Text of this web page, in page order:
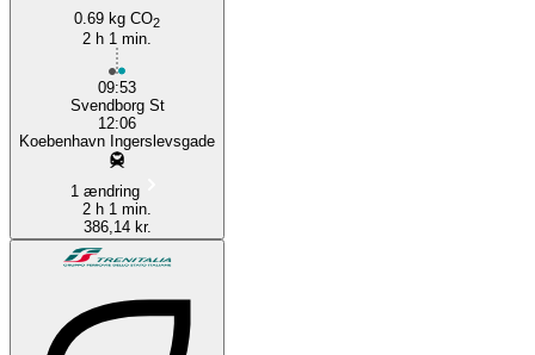
0.69 kg CO2
2 h 1 min.
09:53
Svendborg St
12:06
Koebenhavn Ingerslevsgade
1 ændring
2 h 1 min.
386,14 kr.